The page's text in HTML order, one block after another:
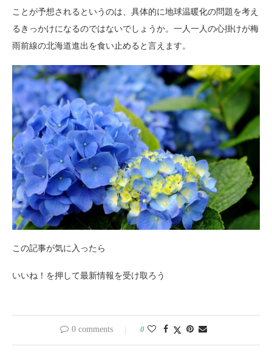
ことが予想されるというのは、具体的に地球温暖化の問題を考え
るきっかけになるのではないでしょうか。一人一人の心掛けが梅
雨前線の北海道進出を食い止めると言えます。
この記事が気に入ったら
いいね！を押して最新情報を受け取ろう
0 comments 0